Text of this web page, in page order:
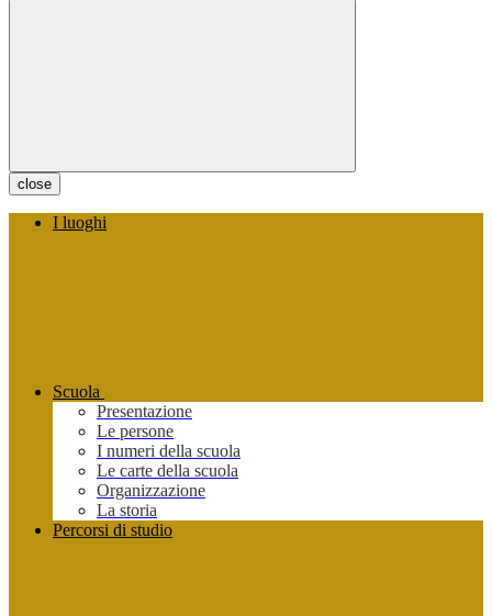
close
I luoghi
Scuola
Presentazione
Le persone
I numeri della scuola
Le carte della scuola
Organizzazione
La storia
Percorsi di studio